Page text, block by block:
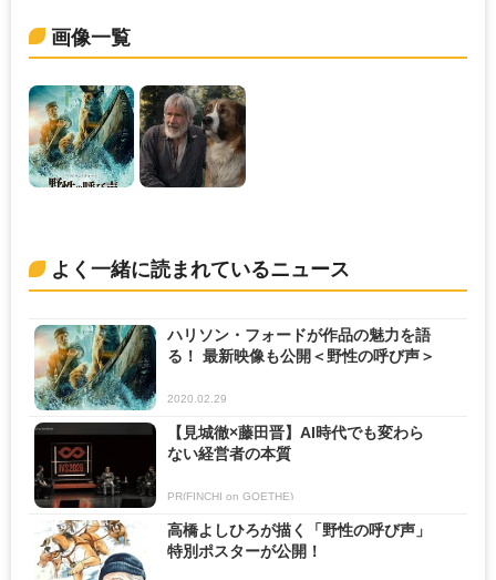
画像一覧
よく一緒に読まれているニュース
ハリソン・フォードが作品の魅力を語
る！ 最新映像も公開＜野性の呼び声＞
2020.02.29
【見城徹×藤田晋】AI時代でも変わら
ない経営者の本質
PR(FINCHI on GOETHE)
高橋よしひろが描く「野性の呼び声」
特別ポスターが公開！